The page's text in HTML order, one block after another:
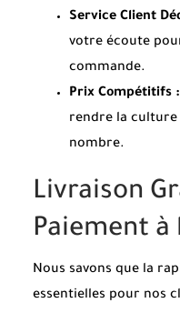
Service Client
votre écoute
commande.
Prix Compétitifs :
rendre la culture
nombre.
Livraison
Paiement à
Nous savons que la
essentielles pour nos